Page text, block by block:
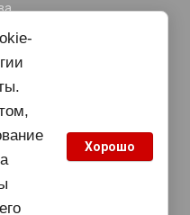
- 2025
Хорошо